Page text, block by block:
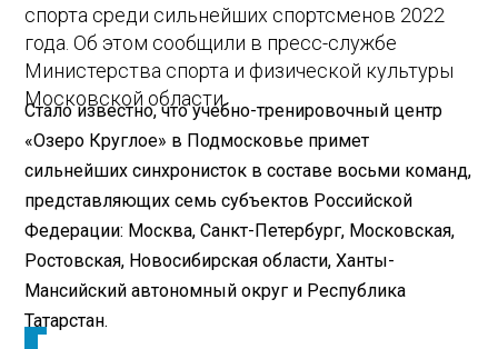
спорта среди сильнейших спортсменов 2022
года. Об этом сообщили в пресс-службе
Министерства спорта и физической культуры
Московской области.
Стало известно, что учебно-тренировочный центр
«Озеро Круглое» в Подмосковье примет
сильнейших синхронисток в составе восьми команд,
представляющих семь субъектов Российской
Федерации: Москва, Санкт-Петербург, Московская,
Ростовская, Новосибирская области, Ханты-
Мансийский автономный округ и Республика
Татарстан.